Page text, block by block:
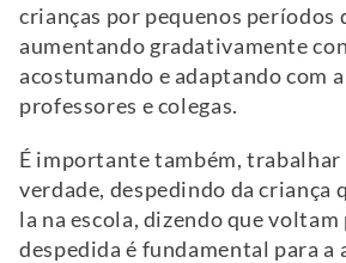
crianças por pequenos períodos
aumentando gradativamente
acostumando e adaptando com
professores e colegas.
É importante também, trabalhar
verdade, despedindo da criança
la na escola, dizendo que voltam
despedida é fundamental para a